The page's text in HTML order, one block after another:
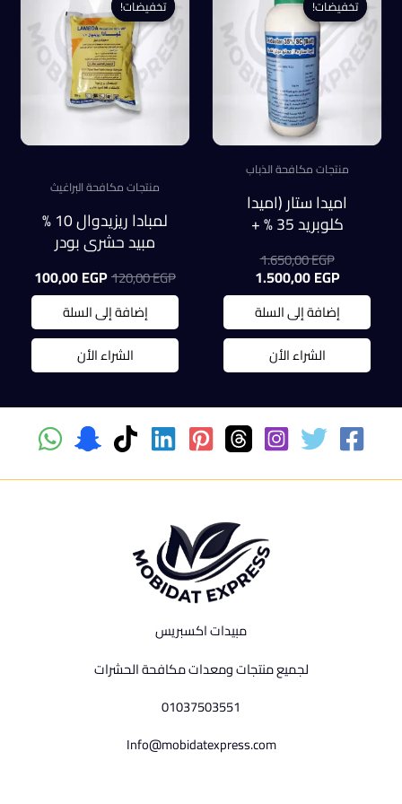
تخفيضات!
تخفيضات!
منتجات مكافحة الذباب
اميدا ستار (اميدا
كلوبريد 35 % +
لتر للذباب
1.650,00EGP السعر
الأصلي
هو:
1.650,00 EGP.
1.500,00EGP
الحالي
هو:
1.500,00 EGP.
إضافة إلى السلة
الشراء الأن
تخفيضات!
تخفيضات!
منتجات مكافحة البراغيث
لمبادا ريزيدوال 10 %
مبيد حشري بودر
والزاحفة كيس
100جرام
120,00EGP السعر
الأصلي
هو:
120,00 EGP.
100,00EGP
EGP.
إضافة إلى السلة
الشراء الأن
مبيدات اكسبريس
لجميع منتجات ومعدات مكافحة الحشرات
01037503551
Info@mobidatexpress.com